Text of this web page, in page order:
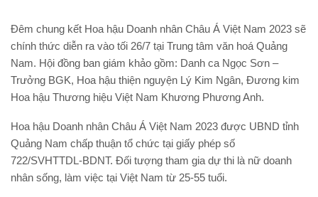
Đêm chung kết Hoa hậu Doanh nhân Châu Á Việt Nam 2023 sẽ
chính thức diễn ra vào tối 26/7 tại Trung tâm văn hoá Quảng
Nam. Hội đồng ban giám khảo gồm: Danh ca Ngọc Sơn –
Trưởng BGK, Hoa hậu thiện nguyện Lý Kim Ngân, Đương kim
Hoa hậu Thương hiệu Việt Nam Khương Phương Anh.
Hoa hậu Doanh nhân Châu Á Việt Nam 2023 được UBND tỉnh
Quảng Nam chấp thuận tổ chức tại giấy phép số
722/SVHTTDL-BDNT. Đối tượng tham gia dự thi là nữ doanh
nhân sống, làm việc tại Việt Nam từ 25-55 tuổi.